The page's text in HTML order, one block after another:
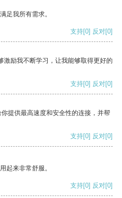
足我所有需求。
支持[0] 反对[0]
激励我不断学习，让我能够取得更好的
支持[0] 反对[0]
提供最高速度和安全性的连接，并帮
支持[0] 反对[0]
起来非常舒服。
支持[0] 反对[0]